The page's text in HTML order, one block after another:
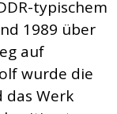
typischem
1989 über
auf
wurde die
Werk